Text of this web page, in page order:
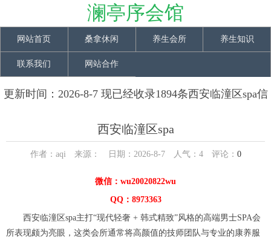
澜亭序会馆
网站首页 桑拿休闲 养生会所 养生知识
联系我们 网站合作
更新时间：2026-8-7 现已经收录1894条西安临潼区spa信
西安临潼区spa
作者：aqi 来源： 日期：2026-8-7 人气： 4评论： 0
微信：wu20020822wu
QQ：8973363
西安临潼区spa主打“现代轻奢 + 韩式精致”风格的高端男士SPA会
所表现颇为亮眼，这类会所通常将高颜值的技师团队与专业的康养服